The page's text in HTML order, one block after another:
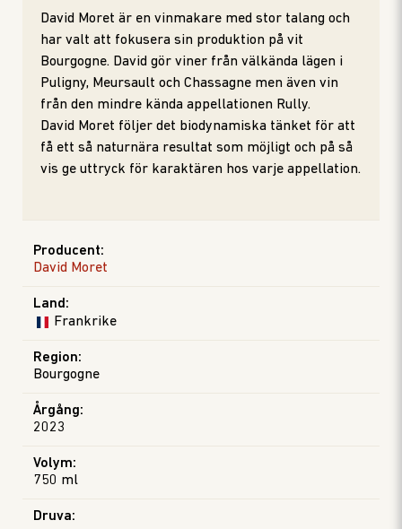
David Moret är en vinmakare med stor talang och
har valt att fokusera sin produktion på vit
Bourgogne. David gör viner från välkända lägen i
Puligny, Meursault och Chassagne men även vin
från den mindre kända appellationen Rully.
David Moret följer det biodynamiska tänket för att
få ett så naturnära resultat som möjligt och på så
vis ge uttryck för karaktären hos varje appellation.
Producent:
David Moret
Land :
Frankrike
Region:
Bourgogne
Årgång:
2023
Volym:
750 ml
Druva: